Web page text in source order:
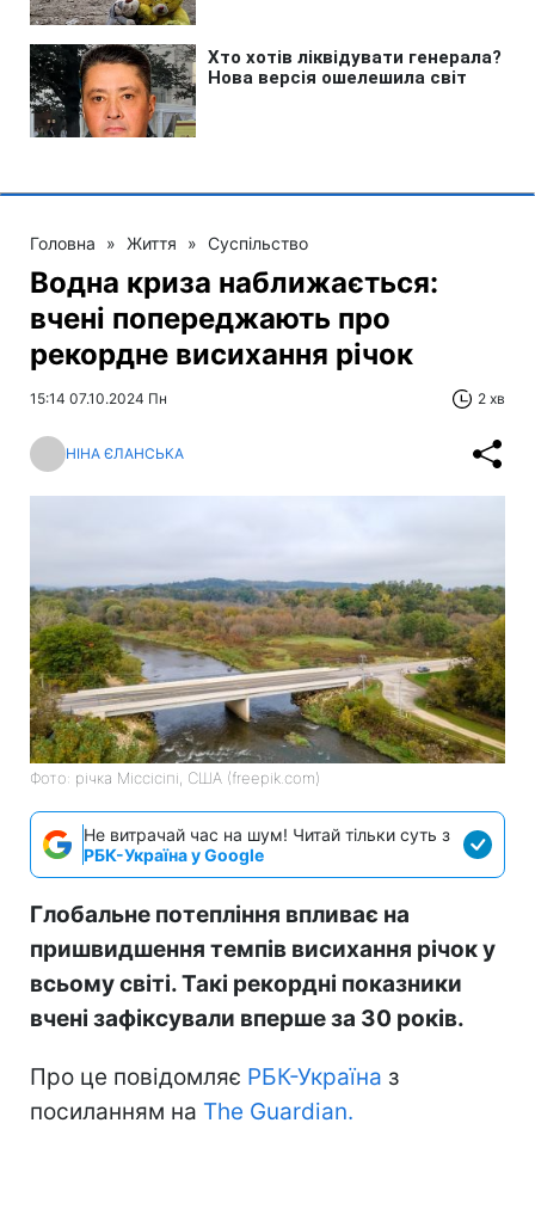
Головна » Життя » Суспільство
Водна криза наближається:
вчені попереджають про
рекордне висихання річок
15:14 07.10.2024 Пн 2 хв
НІНА ЄЛАНСЬКА
Фото: річка Міссісіпі, США (freepik.com)
Не витрачай час на шум! Читай тільки суть з
РБК-Україна у Google
Глобальне потепління впливає на
пришвидшення темпів висихання річок у
всьому світі. Такі рекордні показники
вчені зафіксували вперше за 30 років.
Про це повідомляє РБК-Україна з
посиланням на The Guardian.